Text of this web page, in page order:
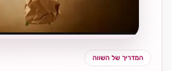
המדריך של השווה